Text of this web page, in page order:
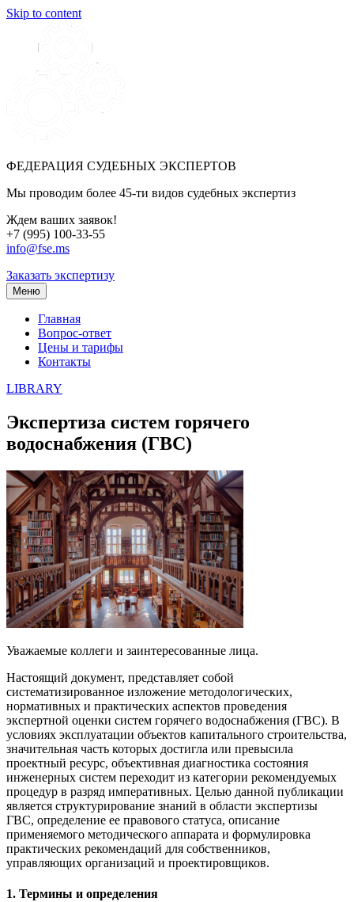
Skip to content
ФЕДЕРАЦИЯ СУДЕБНЫХ ЭКСПЕРТОВ
Мы проводим более 45-ти видов судебных экспертиз
Ждем ваших заявок!
+7 (995) 100-33-55
info@fse.ms
Заказать экспертизу
Меню
Главная
Вопрос-ответ
Цены и тарифы
Контакты
LIBRARY
Экспертиза систем горячего
водоснабжения (ГВС)
Уважаемые коллеги и заинтересованные лица.
Настоящий документ, представляет собой
систематизированное изложение методологических,
нормативных и практических аспектов проведения
экспертной оценки систем горячего водоснабжения (ГВС). В
условиях эксплуатации объектов капитального строительства,
значительная часть которых достигла или превысила
проектный ресурс, объективная диагностика состояния
инженерных систем переходит из категории рекомендуемых
процедур в разряд императивных. Целью данной публикации
является структурирование знаний в области экспертизы
ГВС, определение ее правового статуса, описание
применяемого методического аппарата и формулировка
практических рекомендаций для собственников,
управляющих организаций и проектировщиков.
1. Термины и определения